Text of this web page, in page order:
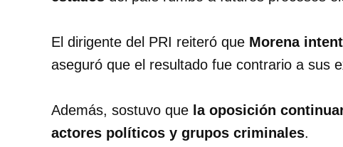
El dirigente del PRI reiteró que Morena
aseguró que el resultado fue contrario a sus
Además, sostuvo que la oposición
actores políticos y grupos criminales.